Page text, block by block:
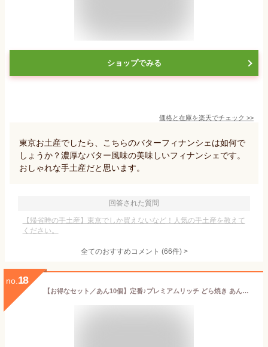
ショップでみる
価格と在庫を楽天でチェック >>
東京お土産でしたら、こちらのバターフィナンシェは如何で
しょうか？濃厚なバター風味の美味しいフィナンシェです。
おしゃれな手土産だと思います。
回答された質問
【帰省時の手土産】東京でしか買えないなど！人気の手土産を教えて
ください。
全てのおすすめコメント (66件) >
no. 18
【お得なセット／あん10個】定番♪プレミアムリッチ どら焼き あんたっぷりどら10個入 送料無料（北海道・沖縄・一部地域を除く）│ 和菓子 御供 お取り寄せ あんこ どら焼き ギフト 名古屋 詰め合わせ お中元 敬老の日 御中元